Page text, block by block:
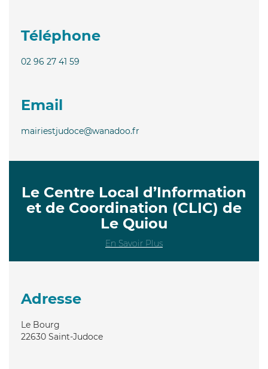
Téléphone
02 96 27 41 59
Email
mairiestjudoce@wanadoo.fr
Le Centre Local d’Information
et de Coordination (CLIC) de
Le Quiou
En Savoir Plus
Adresse
Le Bourg
22630 Saint-Judoce